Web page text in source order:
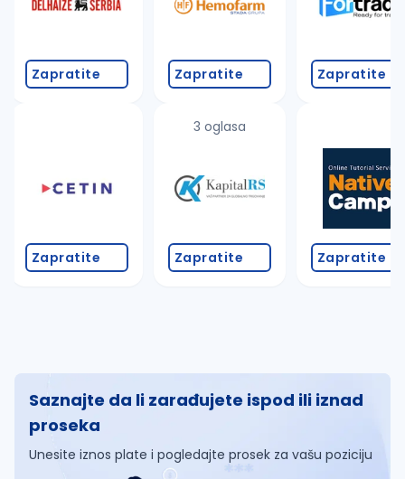
Zapratite
Zapratite
Zapratite
3 oglasa
Zapratite
Zapratite
Zapratite
Saznajte da li zarađujete ispod ili iznad
proseka
Unesite iznos plate i pogledajte prosek za vašu poziciju